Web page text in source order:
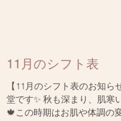
11月のシフト表
【11月のシフト表のお知ら
堂です✨ 秋も深まり、肌寒
🍁この時期はお肌や体調の